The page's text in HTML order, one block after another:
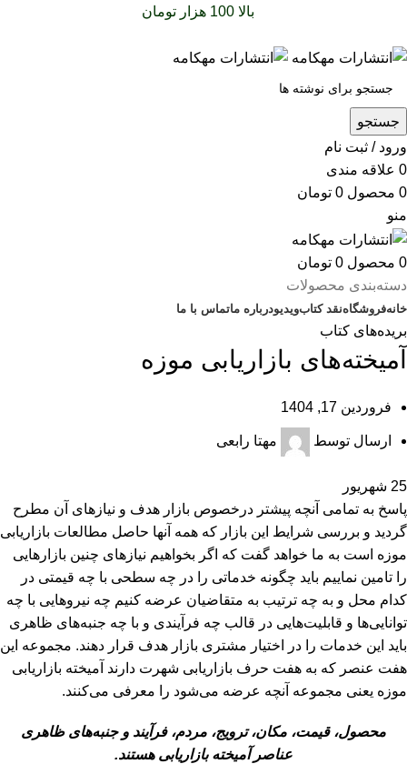
بالا 100 هزار تومان
جستجو
ورود / ثبت نام
0 علاقه مندی
0 محصول 0 تومان
منو
0 محصول 0 تومان
دسته‌بندی محصولات
خانهفروشگاهنقد کتابویدیودرباره‌ ماتماس با ما
بریده‌های کتاب
آمیخته‌‌های بازاریابی موزه
فروردین 17, 1404
ارسال توسط مهتا رابعی
25 شهریور
پاسخ به تمامی آنچه پیشتر درخصوص بازار هدف و نیازهای آن مطرح
گردید و بررسی شرایط این بازار که همه آنها حاصل مطالعات بازاریابی
موزه است به ما خواهد گفت که اگر بخواهیم نیازهای چنین بازارهایی
را تامین نماییم باید چگونه خدماتی را در چه سطحی با چه قیمتی در
کدام محل و به چه ترتیب به متقاضیان عرضه کنیم چه نیروهایی با چه
توانایی‌ها و قابلیت‌هایی در قالب چه فرآیندی و با چه جنبه‌های ظاهری
باید این خدمات را در اختیار مشتری بازار هدف قرار دهند. مجموعه این
هفت عنصر که به هفت حرف بازاریابی شهرت دارند آمیخته بازاریابی
موزه یعنی مجموعه آنچه عرضه می‌شود را معرفی می‌کنند.
محصول، قیمت، مکان، ترویج، مردم، فرآیند و جنبه‌های ظاهری
عناصر آمیخته بازاریابی هستند.